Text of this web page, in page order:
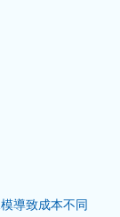
導致成本不同